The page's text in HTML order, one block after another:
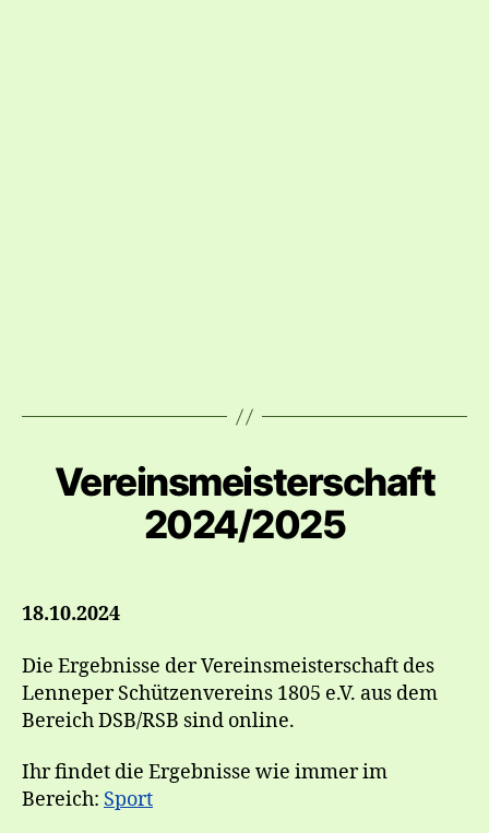
Vereinsmeisterschaft
2024/2025
18.10.2024
Die Ergebnisse der Vereinsmeisterschaft des
Lenneper Schützenvereins 1805 e.V. aus dem
Bereich DSB/RSB sind online.
Ihr findet die Ergebnisse wie immer im
Bereich: Sport